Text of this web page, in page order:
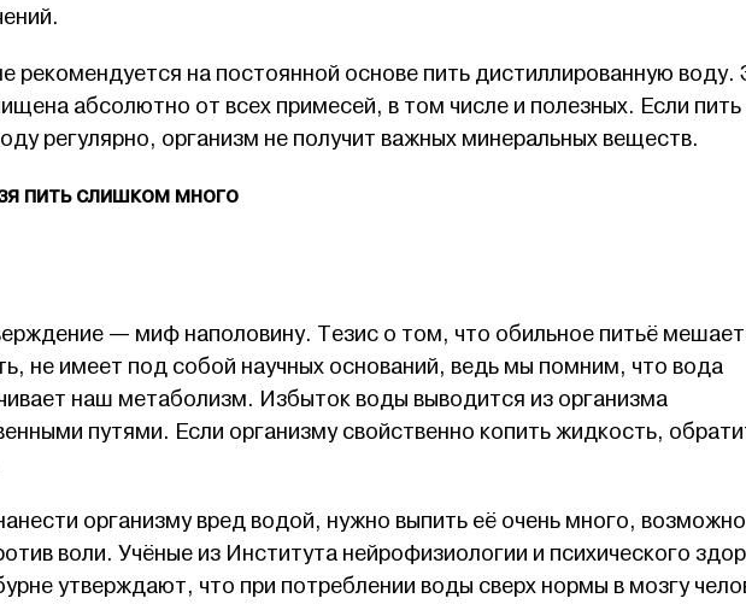
рекомендуется на постоянной основе пить дистиллированную воду.
абсолютно от всех примесей, в том числе и полезных. Если пить
регулярно, организм не получит важных минеральных веществ.
пить слишком много
— миф наполовину. Тезис о том, что обильное питьё мешает
не имеет под собой научных оснований, ведь мы помним, что вода
наш метаболизм. Избыток воды выводится из организма
путями. Если организму свойственно копить жидкость,
организму вред водой, нужно выпить её очень много, возможно
воли. Учёные из Института нейрофизиологии и психического
утверждают, что при потреблении воды сверх нормы в мозгу